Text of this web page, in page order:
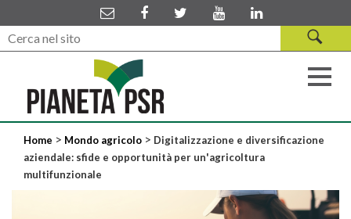
Home > Mondo agricolo > Digitalizzazione e diversificazione
aziendale: sfide e opportunità per un'agricoltura
multifunzionale